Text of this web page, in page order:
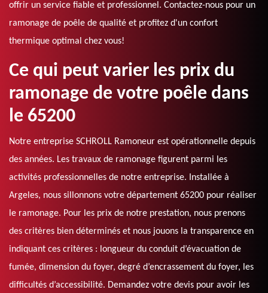
offrir un service fiable et professionnel. Contactez-nous pour un
ramonage de poêle de qualité et profitez d'un confort
thermique optimal chez vous!
Ce qui peut varier les prix du
ramonage de votre poêle dans
le 65200
Notre entreprise SCHROLL Ramoneur est opérationnelle depuis
des années. Les travaux de ramonage figurent parmi les
activités professionnelles de notre entreprise. Installée à
Argeles, nous sillonnons votre département 65200 pour réaliser
le ramonage. Pour les prix de notre prestation, nous prenons
des critères bien déterminés et nous jouons la transparence en
indiquant ces critères : longueur du conduit d’évacuation de
fumée, dimension du foyer, degré d’encrassement du foyer, les
difficultés d’accessibilité. Demandez votre devis pour avoir les